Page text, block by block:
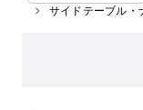
サイドテーブル・